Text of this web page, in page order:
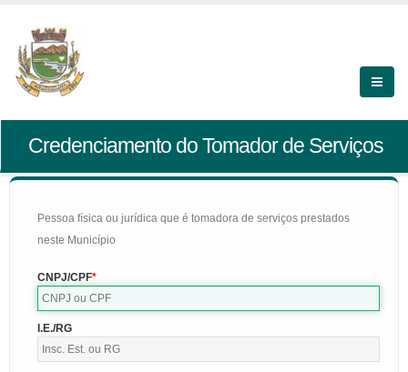
Credenciamento do Tomador de Serviços
Pessoa física ou jurídica que é tomadora de serviços prestados
neste Município
CNPJ/CPF
I.E./RG